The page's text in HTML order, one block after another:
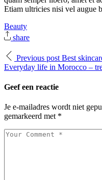
Etiam ultricies nisi vel augue
Beauty
share
Previous post Best
Everyday life in Morocco –
Geef een reactie
Je e-mailadres wordt niet
gemarkeerd met *